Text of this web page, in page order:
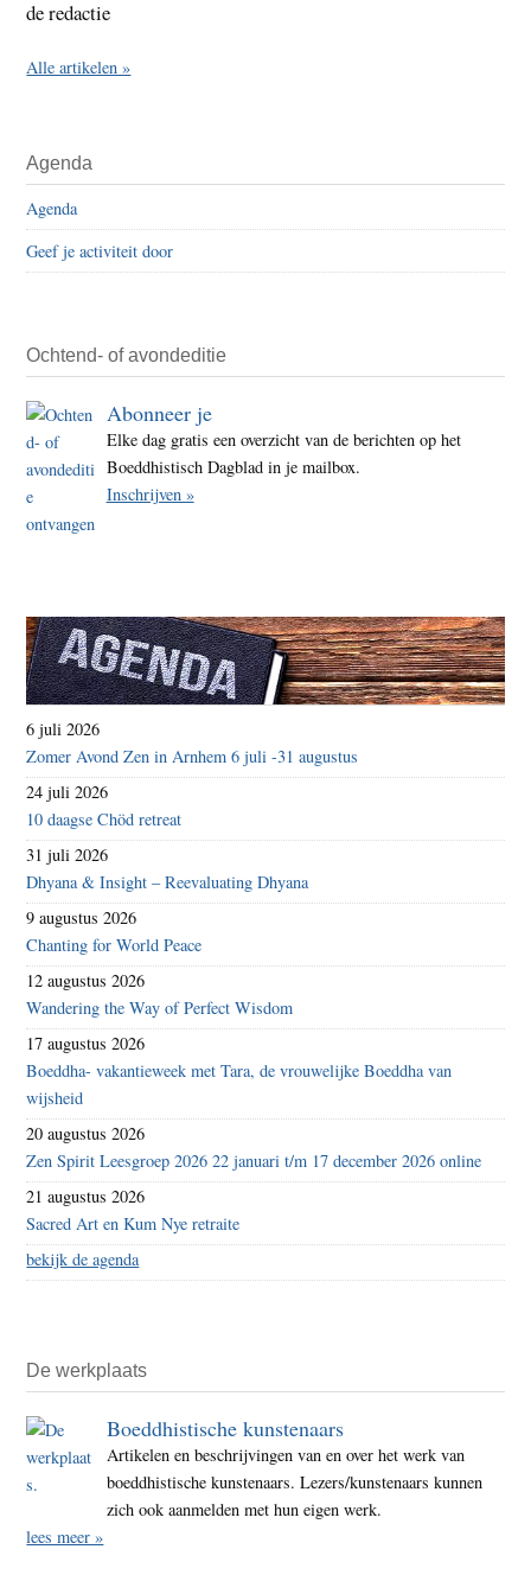
de redactie
Alle artikelen »
Agenda
Agenda
Geef je activiteit door
Ochtend- of avondeditie
Abonneer je
Elke dag gratis een overzicht van de berichten op het
Boeddhistisch Dagblad in je mailbox.
Inschrijven »
6 juli 2026
Zomer Avond Zen in Arnhem 6 juli -31 augustus
24 juli 2026
10 daagse Chöd retreat
31 juli 2026
Dhyana & Insight – Reevaluating Dhyana
9 augustus 2026
Chanting for World Peace
12 augustus 2026
Wandering the Way of Perfect Wisdom
17 augustus 2026
Boeddha- vakantieweek met Tara, de vrouwelijke Boeddha van
wijsheid
20 augustus 2026
Zen Spirit Leesgroep 2026 22 januari t/m 17 december 2026 online
21 augustus 2026
Sacred Art en Kum Nye retraite
bekijk de agenda
De werkplaats
Boeddhistische kunstenaars
Artikelen en beschrijvingen van en over het werk van
boeddhistische kunstenaars. Lezers/kunstenaars kunnen
zich ook aanmelden met hun eigen werk.
lees meer »